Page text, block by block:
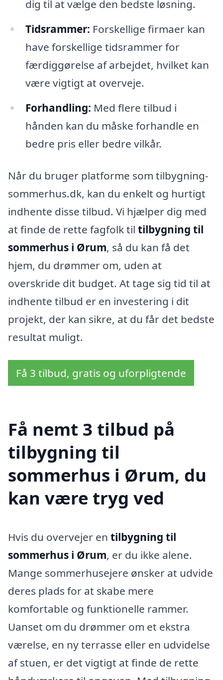
dig til at vælge den bedste løsning.
Tidsrammer: Forskellige firmaer kan
have forskellige tidsrammer for
færdiggørelse af arbejdet, hvilket kan
være vigtigt at overveje.
Forhandling: Med flere tilbud i
hånden kan du måske forhandle en
bedre pris eller bedre vilkår.
Når du bruger platforme som tilbygning-
sommerhus.dk, kan du enkelt og hurtigt
indhente disse tilbud. Vi hjælper dig med
at finde de rette fagfolk til tilbygning til
sommerhus i Ørum, så du kan få det
hjem, du drømmer om, uden at
overskride dit budget. At tage sig tid til at
indhente tilbud er en investering i dit
projekt, der kan sikre, at du får det bedste
resultat muligt.
Få 3 tilbud, gratis og uforpligtende
Få nemt 3 tilbud på
tilbygning til
sommerhus i Ørum, du
kan være tryg ved
Hvis du overvejer en tilbygning til
sommerhus i Ørum, er du ikke alene.
Mange sommerhusejere ønsker at udvide
deres plads for at skabe mere
komfortable og funktionelle rammer.
Uanset om du drømmer om et ekstra
værelse, en ny terrasse eller en udvidelse
af stuen, er det vigtigt at finde de rette